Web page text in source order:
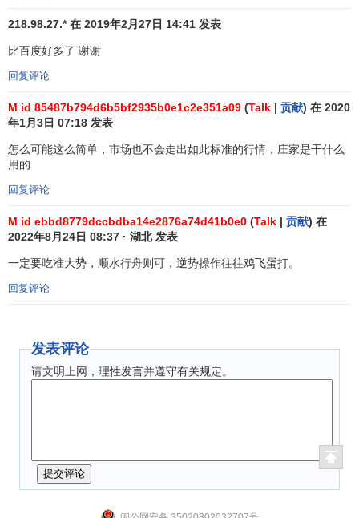
1、在上升行情中，股价由上向下跌破5日、10日移动平
均线上升趋势有走平迹象，说明空方占有优势，已突破多方
218.98.27.* 在 2019年2月27日 14:41 发表
比百度好多了 谢谢
回复评论
M id 85487b794d6b5bf2935b0e1c2e351a09 (Talk | 贡献) 在 2020
年1月3日 07:18 发表
怎么可能这么简单，市场也不会走出如此标准的行情，庄家是干什么
用的
回复评论
M id ebbd8779dccbdba14e2876a74d41b0e0 (Talk | 贡献) 在
2022年8月24日 08:37 · 湖北 发表
一定要吃准大势，顺水行舟则可，逆势操作往往鸡飞蛋打。
回复评论
发表评论
请文明上网，理性发言并遵守有关规定。